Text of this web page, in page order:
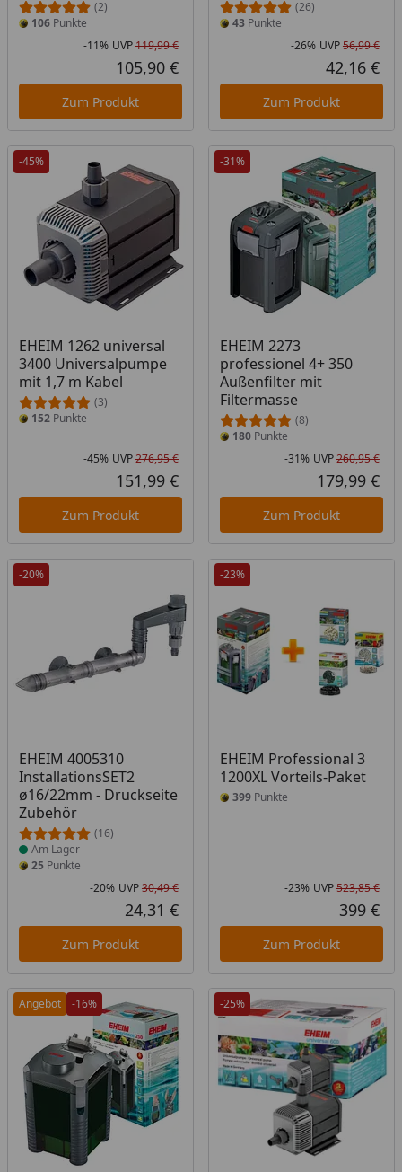
(2)
106 Punkte
Rabatt in Prozent
-11%
Ursprünglicher Preis
UVP119,99 €
Aktueller Preis
105,90 €
Zum Produkt
(26)
43Punkte
-26% UVP56,99 €
42,16 €
Zum Produkt
-45%
EHEIM 1262 universal
3400 Universalpumpe
mit 1,7 m Kabel
(3)
152 Punkte
Rabatt in Prozent
-45%
Ursprünglicher Preis
UVP276,95 €
Aktueller Preis
151,99 €
Zum Produkt
-31%
EHEIM 2273
professionel 4+ 350
Außenfilter mit
Filtermasse
(8)
180Punkte
-31% UVP260,95 €
179,99 €
Zum Produkt
-20%
EHEIM 4005310
InstallationsSET2
ø16/22mm - Druckseite
Zubehör
(16)
Produkt am Lager
Am Lager
25 Punkte
Rabatt in Prozent
-20%
Ursprünglicher Preis
UVP30,49 €
Aktueller Preis
24,31 €
Zum Produkt
-23%
EHEIM Professional 3
1200XL Vorteils-Paket
399Punkte
-23% UVP523,85 €
399 €
Zum Produkt
Angebot -16% -25%